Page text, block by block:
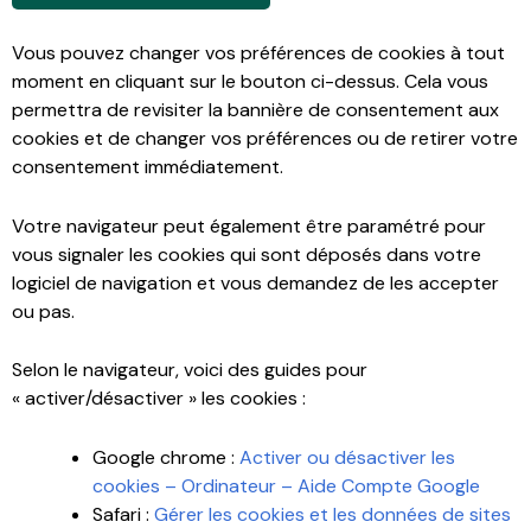
Vous pouvez changer vos préférences de cookies à tout
moment en cliquant sur le bouton ci-dessus. Cela vous
permettra de revisiter la bannière de consentement aux
cookies et de changer vos préférences ou de retirer votre
consentement immédiatement.
Votre navigateur peut également être paramétré pour
vous signaler les cookies qui sont déposés dans votre
logiciel de navigation et vous demandez de les accepter
ou pas.
Selon le navigateur, voici des guides pour
« activer/désactiver » les cookies :
Google chrome : Activer ou désactiver les
cookies – Ordinateur – Aide Compte Google
Safari : Gérer les cookies et les données de sites